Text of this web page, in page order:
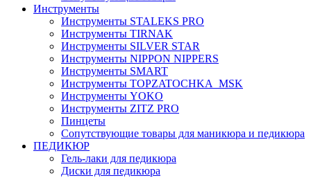
Инструменты
Инструменты STALEKS PRO
Инструменты TIRNAK
Инструменты SILVER STAR
Инструменты NIPPON NIPPERS
Инструменты SMART
Инструменты TOPZATOCHKA_MSK
Инструменты YOKO
Инструменты ZITZ PRO
Пинцеты
Сопутствующие товары для маникюра и педикюра
ПЕДИКЮР
Гель-лаки для педикюра
Диски для педикюра